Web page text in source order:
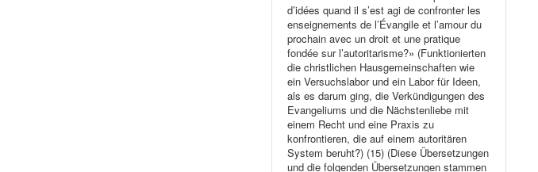
d’idées quand il s’est agi de confronter les
enseignements de l’Évangile et l’amour du
prochain avec un droit et une pratique
fondée sur l’autoritarisme?» (Funktionierten
die christlichen Hausgemeinschaften wie
ein Versuchslabor und ein Labor für Ideen,
als es darum ging, die Verkündigungen des
Evangeliums und die Nächstenliebe mit
einem Recht und eine Praxis zu
konfrontieren, die auf einem autoritären
System beruht?) (15) (Diese Übersetzungen
und die folgenden Übersetzungen stammen